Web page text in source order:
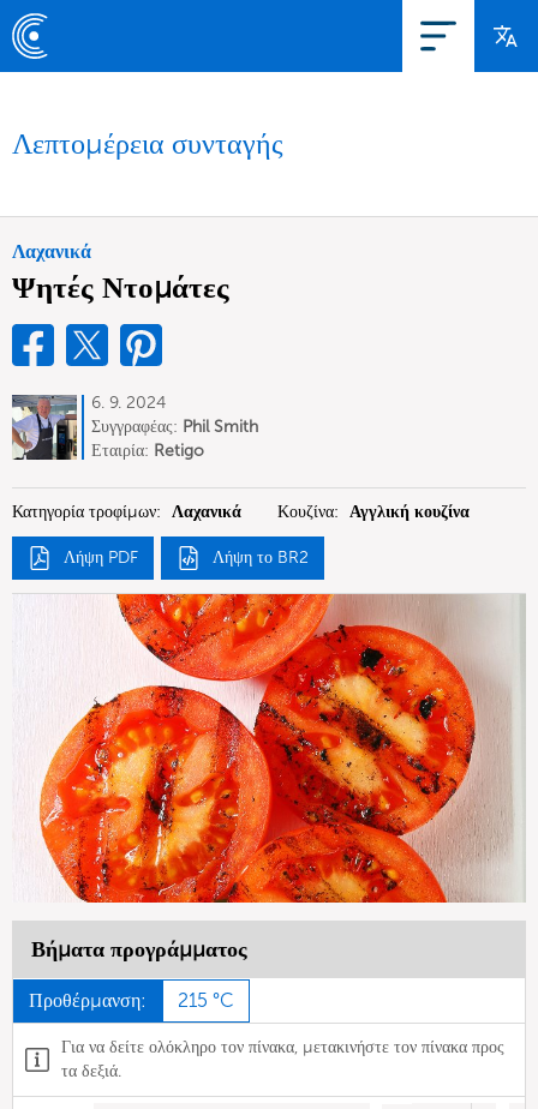
Λεπτομέρεια συνταγής
Λαχανικά
Ψητές Ντομάτες
6. 9. 2024
Συγγραφέας: Phil Smith
Εταιρία: Retigo
Κατηγορία τροφίμων: Λαχανικά Κουζίνα: Αγγλική κουζίνα
Λήψη PDF Λήψη το BR2
Βήματα προγράμματος
Προθέρμανση: 215 °C
Για να δείτε ολόκληρο τον πίνακα, μετακινήστε τον πίνακα προς
τα δεξιά.